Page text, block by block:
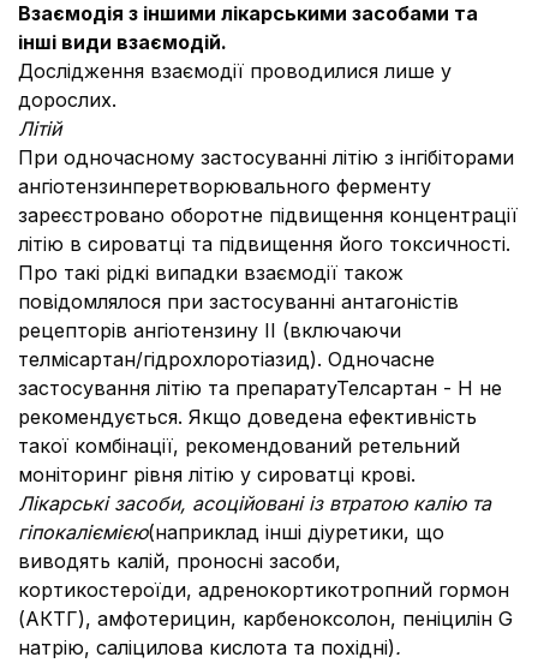
Взаємодія з іншими лікарськими засобами та
інші види взаємодій.
Дослідження взаємодії проводилися лише у
дорослих.
Літій
При одночасному застосуванні літію з інгібіторами
ангіотензинперетворювального ферменту
зареєстровано оборотне підвищення концентрації
літію в сироватці та підвищення його токсичності.
Про такі рідкі випадки взаємодії також
повідомлялося при застосуванні антагоністів
рецепторів ангіотензину II (включаючи
телмісартан/гідрохлоротіазид). Одночасне
застосування літію та препаратуТелсартан - Н не
рекомендується. Якщо доведена ефективність
такої комбінації, рекомендований ретельний
моніторинг рівня літію у сироватці крові.
Лікарські засоби, асоційовані із втратою калію та
гіпокаліємією(наприклад інші діуретики, що
виводять калій, проносні засоби,
кортикостероїди, адренокортикотропний гормон
(АКТГ), амфотерицин, карбеноксолон, пеніцилін G
натрію, саліцилова кислота та похідні).